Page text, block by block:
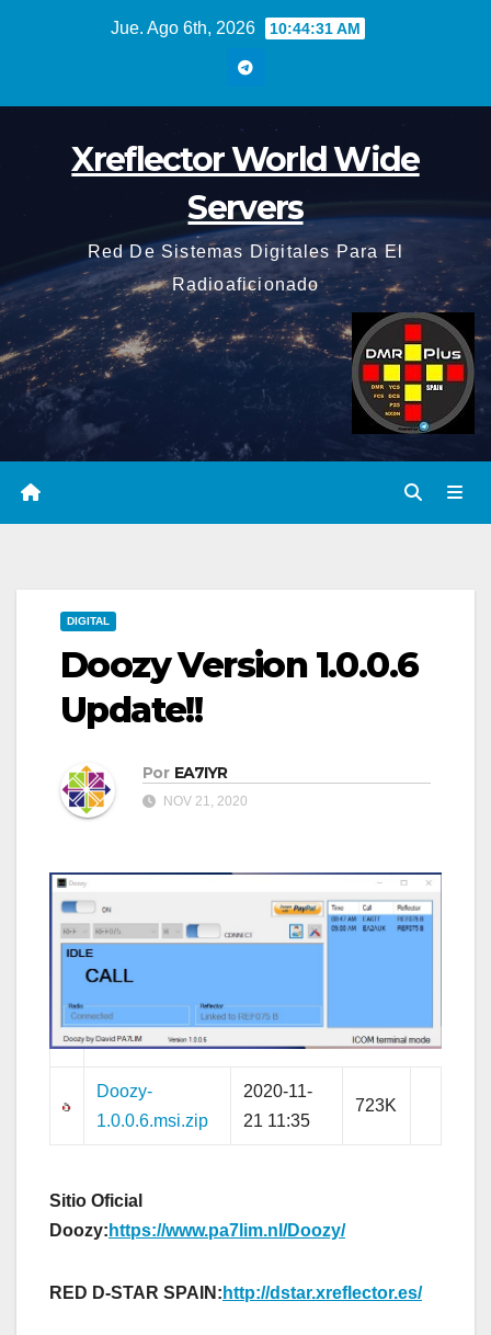
Jue. Ago 6th, 2026 10:44:32 AM
Xreflector World Wide
Servers
Red De Sistemas Digitales Para El
Radioaficionado
DIGITAL
Doozy Version 1.0.0.6
Update!!
Por EA7IYR
NOV 21, 2020
Doozy-
1.0.0.6.msi.zip
2020-11-
21 11:35
723K
Sitio Oficial
Doozy: https://www.pa7lim.nl/Doozy/
RED D-STAR SPAIN: http://dstar.xreflector.es/